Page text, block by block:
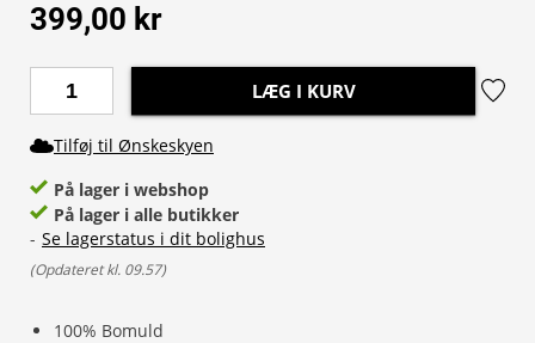
100% Bomuld
399,00 kr
LÆG I KURV
Tilføj til Ønskeskyen
På lager i webshop
På lager i alle butikker
- Se lagerstatus i dit bolighus
(Opdateret kl. 09.57)